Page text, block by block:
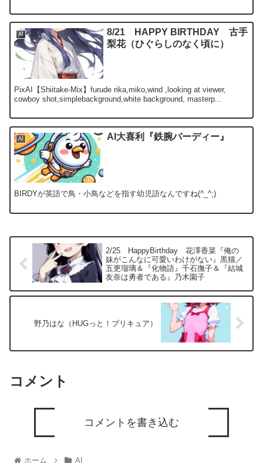
AI
8/21 HAPPY BIRTHDAY 古手
梨花（ひぐらしのなく頃に）
PixAI【Shiitake-Mix】furude rika,miko,wind ,looking at viewer,
cowboy shot,simplebackground,white background, masterp...
AI AI大喜利『鉄腕バーディー』
BIRDYが英語で鳥・小鳥などを指す幼児語なんですね(^_^;)
2/25 HappyBirthday 花澤香菜『俺の
妹がこんなに可愛いわけがない』黒猫／
五更瑠璃＆『化物語』千石撫子＆『結城
友奈は勇者である』乃木園子
野乃はな（HUGっと！プリキュア）
コメント
コメントを書き込む
ホーム AI